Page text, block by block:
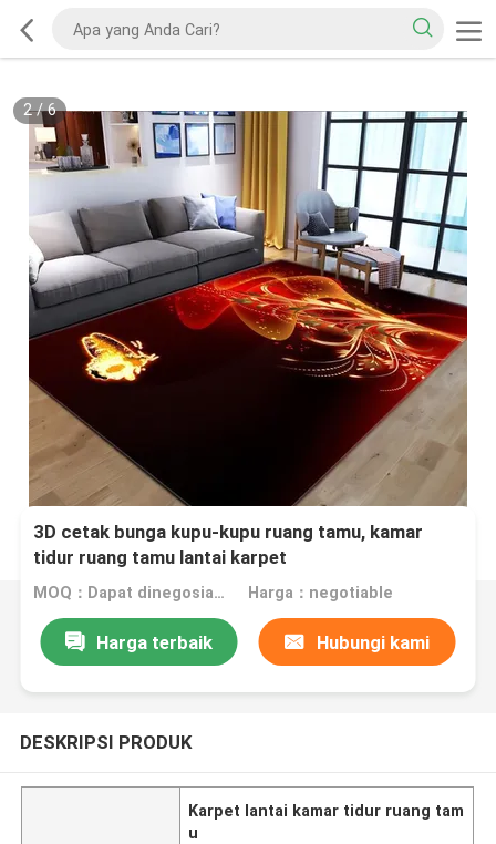
2/6
3D cetak bunga kupu-kupu ruang tamu, kamar
tidur ruang tamu lantai karpet
MOQ：Dapat dinegosiasikan Harga：negotiable
Harga terbaik Hubungi kami
DESKRIPSI PRODUK
Karpet lantai kamar tidur ruang tam
u